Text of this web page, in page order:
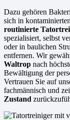
Dazu gehören
sich in
routinierte
spezialisiert, selbst
oder in baulichen
entfernen. Wir
Waltrop nach
Bewältigung der
Vertrauen Sie auf
fachmännisch und
Zustand